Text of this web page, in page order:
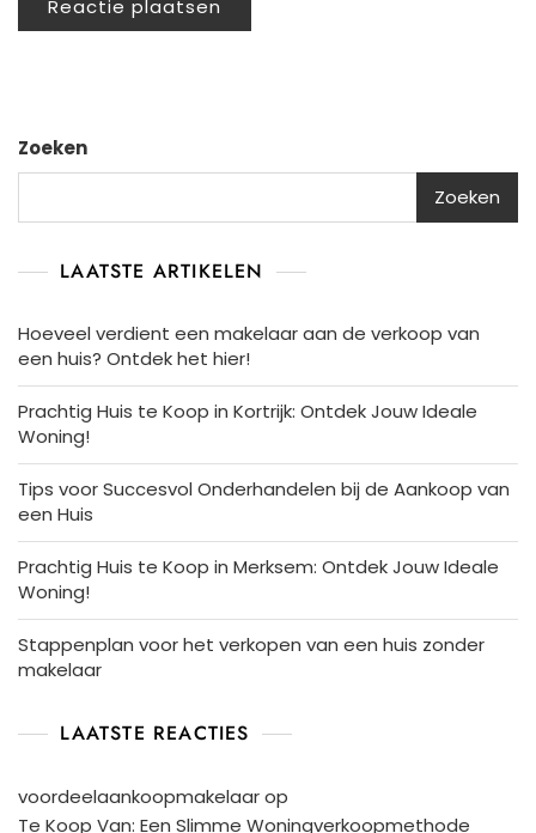
Zoeken
Zoeken
LAATSTE ARTIKELEN
Hoeveel verdient een makelaar aan de verkoop van
een huis? Ontdek het hier!
Prachtig Huis te Koop in Kortrijk: Ontdek Jouw Ideale
Woning!
Tips voor Succesvol Onderhandelen bij de Aankoop van
een Huis
Prachtig Huis te Koop in Merksem: Ontdek Jouw Ideale
Woning!
Stappenplan voor het verkopen van een huis zonder
makelaar
LAATSTE REACTIES
voordeelaankoopmakelaarop
Te Koop Van: Een Slimme Woningverkoopmethode